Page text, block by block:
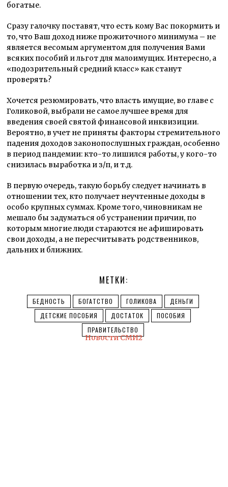
богатые.
Сразу галочку поставят, что есть кому Вас покормить и
то, что Ваш доход ниже прожиточного минимума – не
является весомым аргументом для получения Вами
всяких пособий и льгот для малоимущих. Интересно, а
«подозрительный средний класс» как станут
проверять?
Хочется резюмировать, что власть имущие, во главе с
Голиковой, выбрали не самое лучшее время для
введения своей святой финансовой инквизиции.
Вероятно, в учет не приняты факторы стремительного
падения доходов законопослушных граждан, особенно
в период пандемии: кто-то лишился работы, у кого-то
снизилась выработка и з/п, и т.д.
В первую очередь, такую борьбу следует начинать в
отношении тех, кто получает неучтенные доходы в
особо крупных суммах. Кроме того, чиновникам не
мешало бы задуматься об устранении причин, по
которым многие люди стараются не афишировать
свои доходы, а не пересчитывать родственников,
дальних и ближних.
МЕТКИ:
БЕДНОСТЬ БОГАТСТВО ГОЛИКОВА
ДЕНЬГИ
ДЕТСКИЕ ПОСОБИЯ
ДОСТАТОК
ПОСОБИЯ
ПРАВИТЕЛЬСТВО
Новости СМИ2